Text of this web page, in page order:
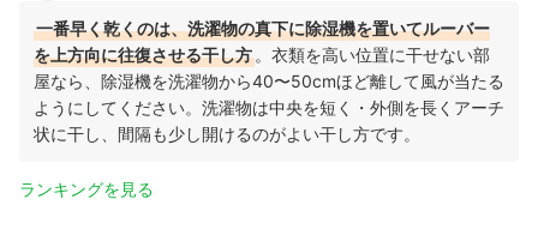
一番早く乾くのは、洗濯物の真下に除湿機を置いてルーバー
を上方向に往復させる干し方 。衣類を高い位置に干せない部
屋なら、除湿機を洗濯物から40〜50cmほど離して風が当たる
ようにしてください。洗濯物は中央を短く・外側を長くアーチ
状に干し、間隔も少し開けるのがよい干し方です。
ランキングを見る